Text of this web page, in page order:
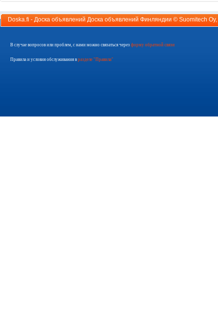
Doska.fi - Доска объявлений Доска объявлений Финляндии © Suomitech Oy
В случае вопросов или проблем, с нами можно связаться через форму обратной связи
Правила и условия обслуживания в разделе "Правила"